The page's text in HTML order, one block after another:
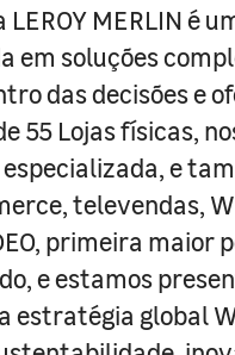
LEROY MERLIN é
em soluções
das decisões e
55 Lojas físicas,
e
televendas,
primeira maior
e estamos
estratégia global